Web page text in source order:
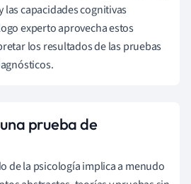
las capacidades cognitivas
experto aprovecha estos
los resultados de las pruebas
prueba de
de la psicología implica a menudo